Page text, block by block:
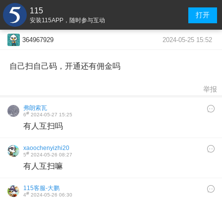
115
安装115APP，随时参与互动
打开
364967929 2024-05-25 15:52
自己扫自己码，开通还有佣金吗
举报
弗朗索瓦
6# 2024-05-27 15:25
有人互扫吗
xaoochenyizhi20
5# 2024-05-26 08:27
有人互扫嘛
115客服-大鹏
4# 2024-05-26 06:30